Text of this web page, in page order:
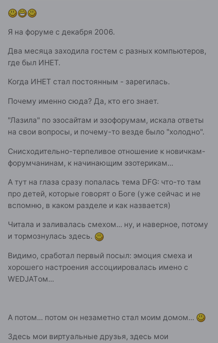
Я на форуме с декабря 2006.
Два месяца заходила гостем с разных компьютеров,
где был ИНЕТ.
Когда ИНЕТ стал постоянным - зарегилась.
Почему именно сюда? Да, кто его знает.
"Лазила" по эзосайтам и эзофорумам, искала ответы
на свои вопросы, и почему-то везде было "холодно".
Снисходительно-терпеливое отношение к новичкам-
форумчанинам, к начинающим эзотерикам...
А тут на глаза сразу попалась тема DFG: что-то там
про детей, которые говорят о Боге (уже сейчас и не
вспомню, в каком разделе и как назвается)
Читала и заливалась смехом... ну, и наверное, потому
и тормознулась здесь.
Видимо, сработал первый посыл: эмоция смеха и
хорошего настроения ассоциировалась имено с
WEDJATом...
А потом... потом он незаметно стал моим домом...
Здесь мои виртуальные друзья, здесь мои